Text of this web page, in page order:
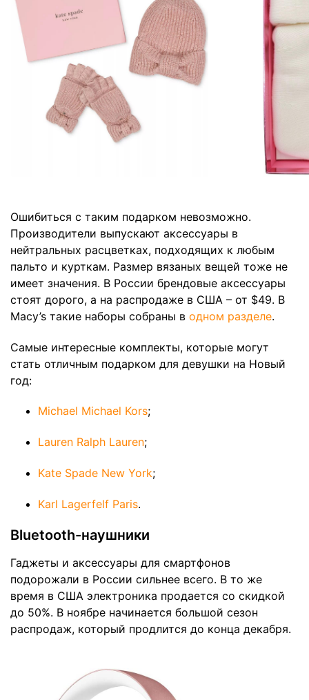
Ошибиться с таким подарком невозможно.
Производители выпускают аксессуары в
нейтральных расцветках, подходящих к любым
пальто и курткам. Размер вязаных вещей тоже не
имеет значения. В России брендовые аксессуары
стоят дорого, а на распродаже в США – от $49. В
Macy’s такие наборы собраны в одном разделе.
Самые интересные комплекты, которые могут
стать отличным подарком для девушки на Новый
год:
Michael Michael Kors;
Lauren Ralph Lauren;
Kate Spade New York;
Karl Lagerfelf Paris.
Bluetooth-наушники
Гаджеты и аксессуары для смартфонов
подорожали в России сильнее всего. В то же
время в США электроника продается со скидкой
до 50%. В ноябре начинается большой сезон
распродаж, который продлится до конца декабря.